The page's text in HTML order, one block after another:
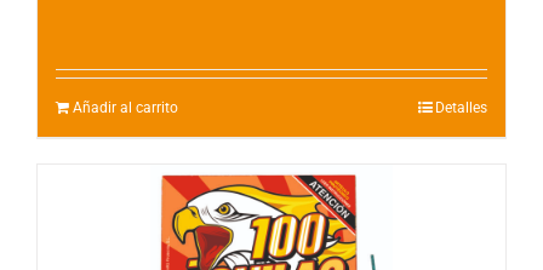
Añadir al carrito Detalles